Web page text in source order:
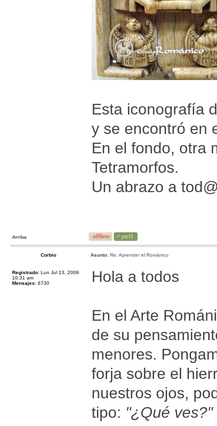
Esta iconografía
y se encontró en
En el fondo, otra
Tetramorfos.
Un abrazo a
Arriba
Corbio Asunto: Re: Aprender el Románico
Registrado: Lun Jul 13, 2009
10:31 am
Mensajes: 6730 Hola a todos
En el Arte
de su
menores.
forja sobre el
nuestros ojos,
tipo: "¿Qué ves?"